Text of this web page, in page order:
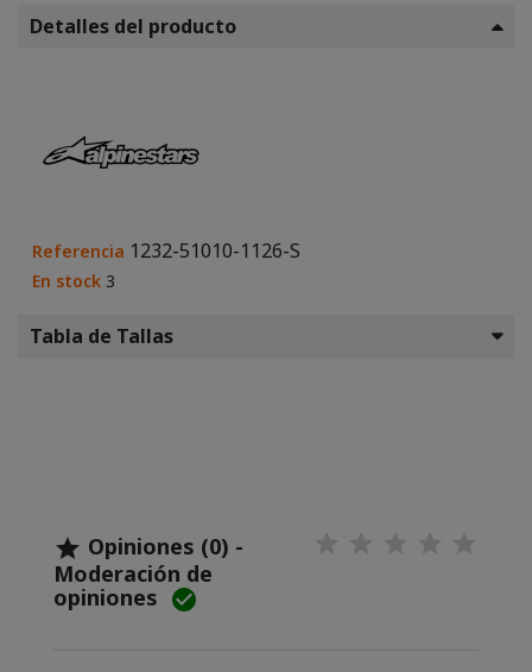
Detalles del producto
Referencia 1232-51010-1126-S
En stock 3
Tabla de Tallas
 Opiniones (0) -
Moderación de
opiniones 